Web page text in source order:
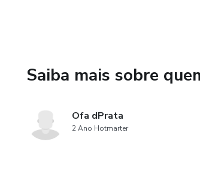
Saiba mais sobre
Ofa dPrata
2 Ano Hotmarter